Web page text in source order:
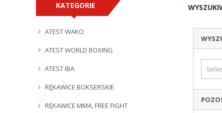
KATEGORIE
ATEST WAKO
ATEST WORLD BOXING
ATEST IBA
RĘKAWICE BOKSERSKIE
RĘKAWICE MMA, FREE FIGHT